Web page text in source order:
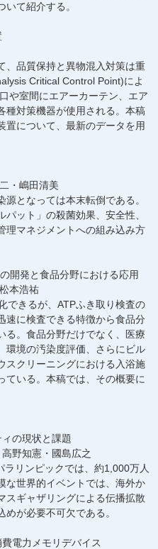
て紹介する。
、品質保持と異物混入対策は重
Critical Control Point)によ
や室間にエアーカーテン、エア
種対策機器が使用される。本稿
置について、最新のデータを用
・嶋田清美
となっては本末転倒である。
ット」の殺菌効果、安全性、
理マネジメントへの組み込み方
開発と食品分野における応用
本浩祐
できるが、ATPふき取り検査の
速に検査できる特徴から食品分
る。食品分野だけでなく、医療
環境の汚染度評価、さらにビル
スクリーニングにおける入浴施
ている。本稿では、その概要に
の現状と課題
野知憲・國島広之
リンピックでは、約1,000万人
な世界的イベントでは、海外か
スギャザリングによる伝播拡散
が必要不可欠である。
電力メモリデバイス